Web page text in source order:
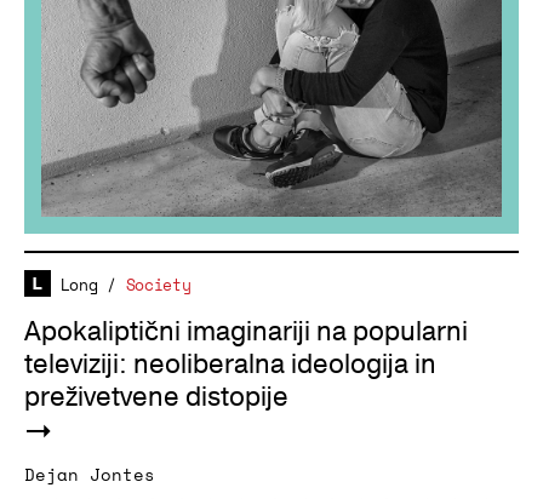
Long / Society
Apokaliptični imaginariji na popularni
televiziji: neoliberalna ideologija in
preživetvene distopije
Dejan Jontes